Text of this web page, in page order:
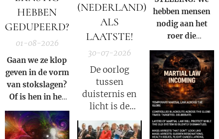
HEBBEN
GEDUPEERD?
01-08-2026
Gaan we ze klop
geven in de vorm
van stokslagen?
Of is hen in het
Licht zetten van
de Waarheid een
veel grotere
hebben mensen
nodig aan het
roer die
gezamenlijk
voorkomen dat
iemand ooit nog
een nieuwe Fauci
kan worden.
(NEDERLAND)
ALS
LAATSTE!
30-07-2026
De oorlog
tussen
duisternis en
licht is de
oorlog tussen
Satan en God.